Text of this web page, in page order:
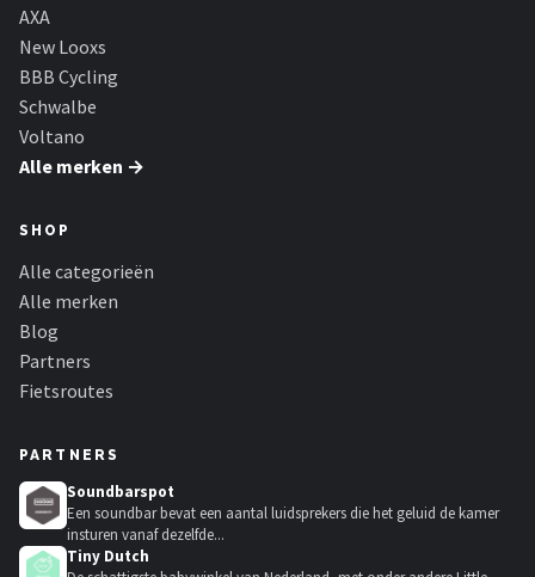
AXA
New Looxs
BBB Cycling
Schwalbe
Voltano
Alle merken →
SHOP
Alle categorieën
Alle merken
Blog
Partners
Fietsroutes
PARTNERS
Soundbarspot
Een soundbar bevat een aantal luidsprekers die het geluid de kamer
insturen vanaf dezelfde...
Tiny Dutch